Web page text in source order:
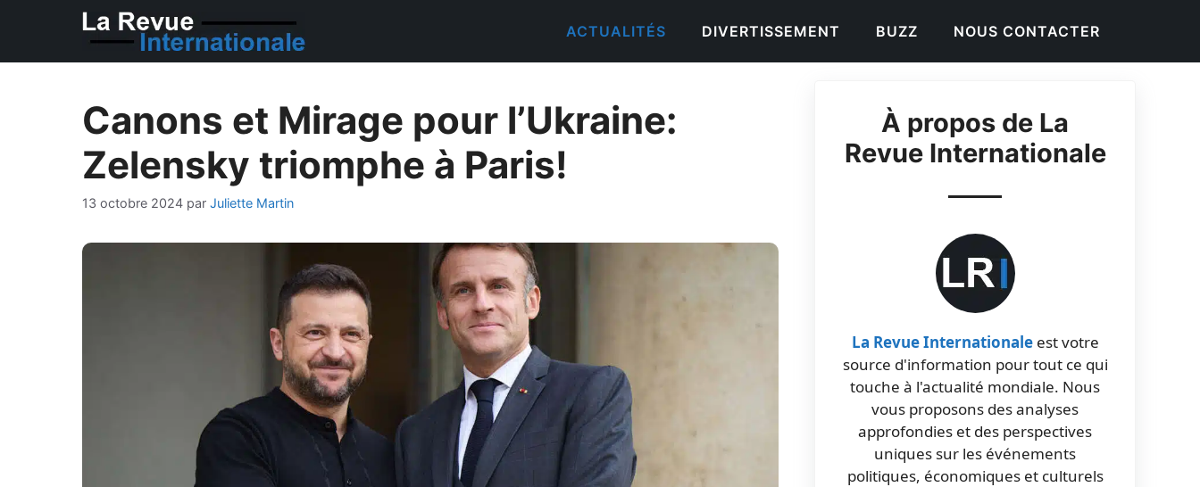
ACTUALITÉS DIVERTISSEMENT BUZZ NOUS CONTACTER
Canons et Mirage pour l’Ukraine:
Zelensky triomphe à Paris!
13 octobre 2024 par Juliette Martin
À propos de La
Revue Internationale
La Revue Internationaleest votre
source d'information pour tout ce qui
touche à l'actualité mondiale. Nous
vous proposons des analyses
approfondies et des perspectives
uniques sur les événements
politiques, économiques et culturels